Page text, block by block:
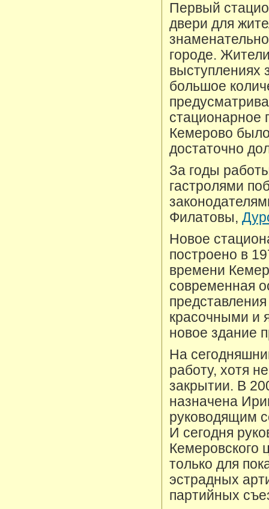
Первый
двери для
городе.
выступлениях
большое
стационарное
Кемерово
достаточно
За годы
гастролями
Филатовы,
Новое
построено в
времени
современная
красочными и
новое здание
На
работу, хотя
закрытии. В
назначена
руководящим
И сегодня
Кемеровского
только для
эстрадных
партийных